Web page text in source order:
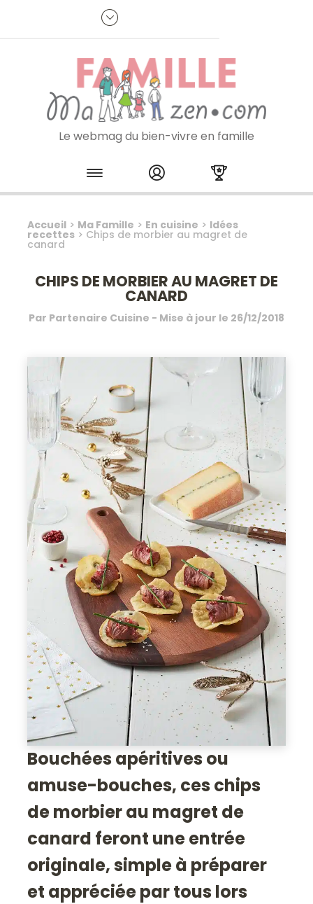
Je m'inscris à la newsletter
Le webmag du bien-vivre en famille
Skip to content
Accueil > Ma Famille > En cuisine > Idées
recettes > Chips de morbier au magret de
canard
CHIPS DE MORBIER AU MAGRET DE
CANARD
Par Partenaire Cuisine - Mise à jour le 26/12/2018
Bouchées apéritives ou
amuse-bouches, ces chips
de morbier au magret de
canard feront une entrée
originale, simple à préparer
et appréciée par tous lors
Panneau de gestion des cookies